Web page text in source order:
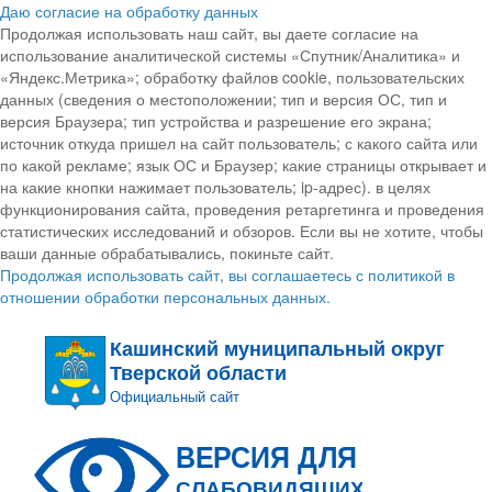
Даю согласие на обработку данных
Продолжая использовать наш сайт, вы даете согласие на
использование аналитической системы «Спутник/Аналитика» и
«Яндекс.Метрика»; обработку файлов cookie, пользовательских
данных (сведения о местоположении; тип и версия ОС, тип и
версия Браузера; тип устройства и разрешение его экрана;
источник откуда пришел на сайт пользователь; с какого сайта или
по какой рекламе; язык ОС и Браузер; какие страницы открывает и
на какие кнопки нажимает пользователь; ip-адрес). в целях
функционирования сайта, проведения ретаргетинга и проведения
статистических исследований и обзоров. Если вы не хотите, чтобы
ваши данные обрабатывались, покиньте сайт.
Продолжая использовать сайт, вы соглашаетесь с политикой в
отношении обработки персональных данных.